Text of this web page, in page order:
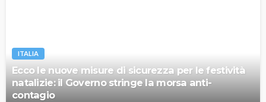
ITALIA
Ecco le nuove misure di sicurezza per le festività
natalizie: il Governo stringe la morsa anti-
contagio